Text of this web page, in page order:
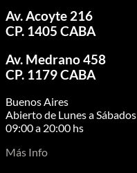
Av. Acoyte 216
CP. 1405 CABA
Av. Medrano 458
CP. 1179 CABA
Buenos Aires
Abierto de Lunes a Sábados
09:00 a 20:00 hs
Más Info